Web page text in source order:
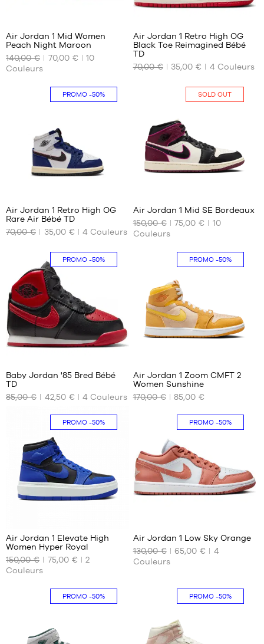
NOS
TAILLES
DISPONIBLES
Air Jordan 1 Mid Women
Peach Night Maroon
140,00 €
70,00 €
10
Couleurs
NOS
DISPONIBLES
8
Air Jordan 1 Retro High OG
Black Toe Reimagined Bébé
TD
70,00 €
35,00 € 4Couleurs
PROMO-50%
NOS
TAILLES
Air Jordan 1 Retro High OG
Rare Air Bébé TD
70,00 €
35,00 € 4 Couleurs
SOLD OUT
NOS
TAILLES
Air Jordan 1 Mid SE Bordeaux
150,00 €
75,00 €
10
Couleurs
PROMO-50%
NOS
TAILLES
21
8
Baby Jordan '85 Bred Bébé
TD
85,00 €
42,50 € 4 Couleurs
PROMO -50%
NOS
TAILLES
38.5
39
40
40.5
Air Jordan 1 Zoom CMFT 2
Women Sunshine
170,00 €
85,00 €
PROMO-50%
NOS
TAILLES
DISPONIBLES
Air Jordan 1 Elevate High
Women Hyper Royal
150,00 €
75,00 €
2
Couleurs
PROMO -50%
NOS
TAILLES
Air Jordan 1 Low Sky Orange
130,00 €
65,00 €
4
Couleurs
PROMO-50% PROMO -50%